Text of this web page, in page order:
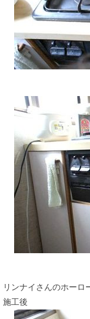
リンナイさんのホーロ
施工後